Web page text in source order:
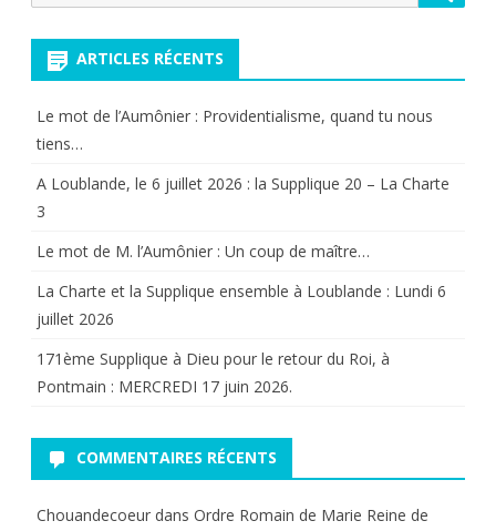
pour:
ARTICLES RÉCENTS
Le mot de l’Aumônier : Providentialisme, quand tu nous
tiens…
A Loublande, le 6 juillet 2026 : la Supplique 20 – La Charte
3
Le mot de M. l’Aumônier : Un coup de maître…
La Charte et la Supplique ensemble à Loublande : Lundi 6
juillet 2026
171ème Supplique à Dieu pour le retour du Roi, à
Pontmain : MERCREDI 17 juin 2026.
COMMENTAIRES RÉCENTS
Chouandecoeur dans Ordre Romain de Marie Reine de